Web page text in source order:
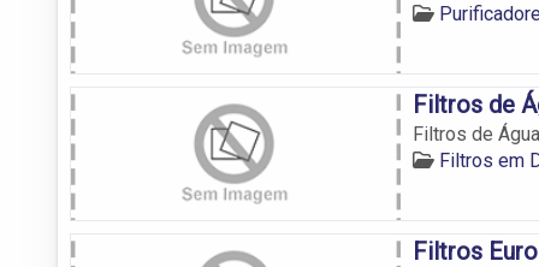
Filtros de
Filtros de
Filtros em
Filtros